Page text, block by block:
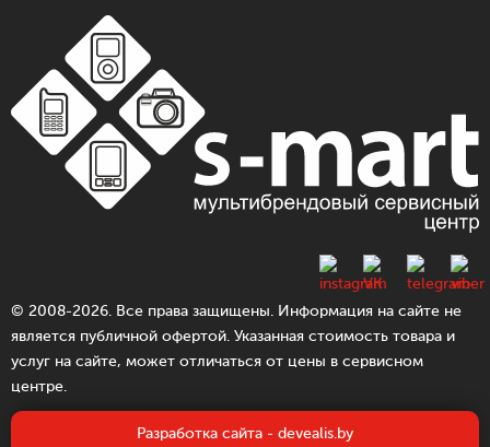
© 2008-2026. Все права защищены. Информация на сайте не
является публичной офертой. Указанная стоимость товара и
услуг на сайте, может отличаться от цены в сервисном
центре.
Разработка сайта - devealis.by